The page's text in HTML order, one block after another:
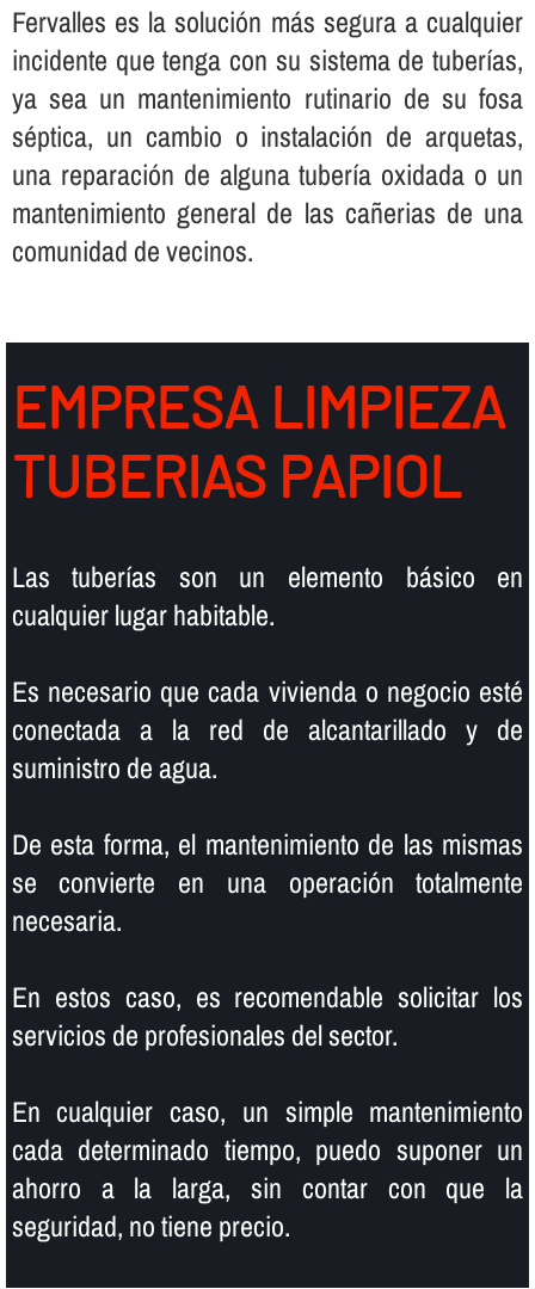
Fervalles es la solución más segura a cualquier
incidente que tenga con su sistema de tuberí­as,
ya sea un mantenimiento rutinario de su fosa
séptica, un cambio o instalación de arquetas,
una reparación de alguna tuberí­a oxidada o un
mantenimiento general de las cañerias de una
comunidad de vecinos.
EMPRESA LIMPIEZA
TUBERIAS PAPIOL
Las tuberí­as son un elemento básico en
cualquier lugar habitable.
Es necesario que cada vivienda o negocio esté
conectada a la red de alcantarillado y de
suministro de agua.
De esta forma, el mantenimiento de las mismas
se convierte en una operación totalmente
necesaria.
En estos caso, es recomendable solicitar los
servicios de profesionales del sector.
En cualquier caso, un simple mantenimiento
cada determinado tiempo, puedo suponer un
ahorro a la larga, sin contar con que la
seguridad, no tiene precio.